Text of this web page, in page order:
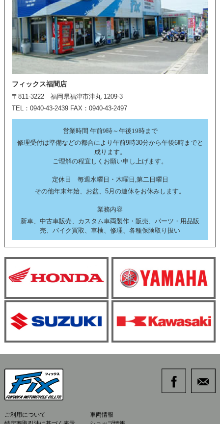
フィックス福間店
〒811-3222 福岡県福津市津丸 1209-3
TEL：0940-43-2439 FAX：0940-43-2497
営業時間 午前9時～午後19時まで
修理受付は準備などの都合により午前9時30分から午後6時までと
成ります。
ご理解の程宜しくお願い申し上げます。
定休日 毎週水曜日・木曜日,第二日曜日
その他年末年始、お盆、5月の連休をお休みします。
業務内容
新車、中古車販売、カスタム車両製作・販売、パーツ・用品販
売、バイク買取、車検、修理、各種保険取り扱い
ご利用について
車両情報